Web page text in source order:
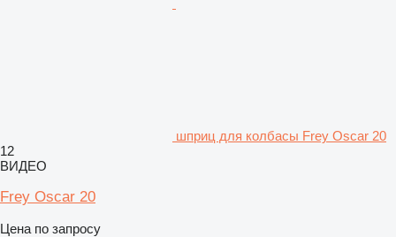
шприц для колбасы Frey Oscar 20
12
ВИДЕО
Frey Oscar 20
Цена по запросу